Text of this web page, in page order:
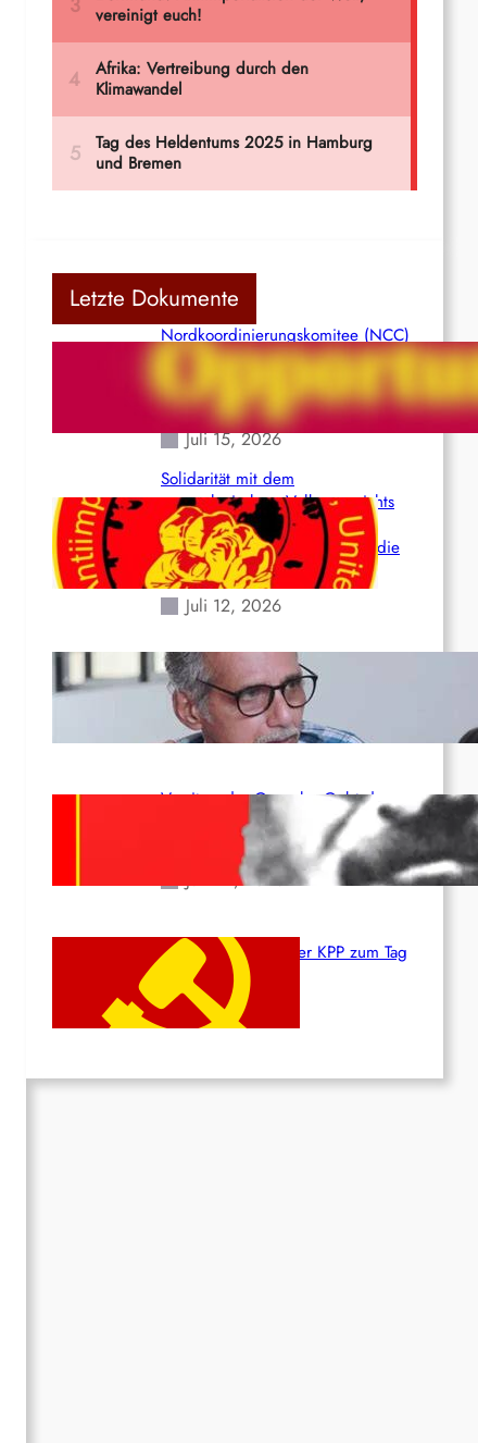
Letzte Dokumente
Nordkoordinierungskomitee (NCC)
der Kommunistischen Partei Indiens
(Maoistisch): Postmoderner
Opportunismus
Juli 15, 2026
Solidarität mit dem
venezolanischem Volk angesichts
der verlorenen Leben und der
katastrophalen Situation durch die
Erdbeben des 24. Juni!
Juli 12, 2026
Indien: „Die Politik der
Kapitulation“ von K. Murali (Ajith)
Juli 1, 2026
Vorsitzender Gonzalo: Gebt das
Leben für die Partei und die
Juni 19, 2026
Beschluss des ZK der KPP zum Tag
des Heldentums
Juni 19, 2026